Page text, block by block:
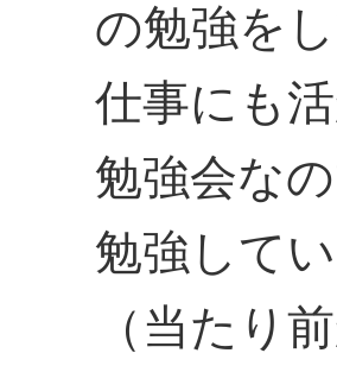
の勉強を
仕事にも
勉強会な
勉強してい
（当たり